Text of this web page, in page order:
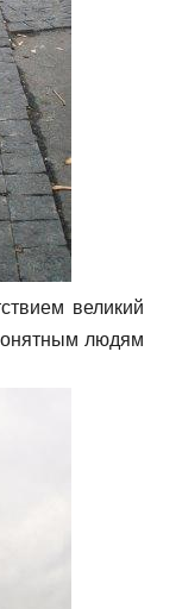
великий
людям